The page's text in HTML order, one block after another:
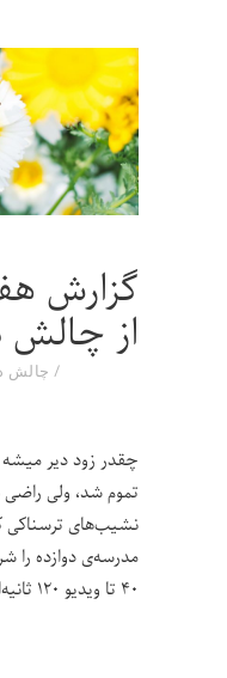
گزارش
از چالش
چالش
چقدر زود دیر
تموم شد، ولی راضی
نشیب‌های ترسناکی
مدرسه‌ی دوازده را
۴۰ تا ویدیو ۱۲۰ ثانیه‌ای ضبط کردم، نسخه‌ی